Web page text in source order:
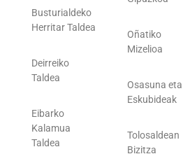
Busturialdeko
Herritar Taldea
Deirreiko
Taldea
Eibarko
Kalamua
Taldea
Oñatiko
Mizelioa
Osasuna eta
Eskubideak
Tolosaldean
Bizitza